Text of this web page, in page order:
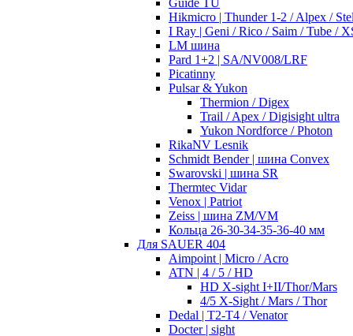
Guide TU
Hikmicro | Thunder 1-2 / Alpex /
I Ray | Geni / Rico / Saim / Tube /
LM шина
Pard 1+2 | SA/NV008/LRF
Picatinny
Pulsar & Yukon
Thermion / Digex
Trail / Apex / Digisight ultra
Yukon Nordforce / Photon
RikaNV Lesnik
Schmidt Bender | шина Convex
Swarovski | шина SR
Thermtec Vidar
Venox | Patriot
Zeiss | шина ZM/VM
Кольца 26-30-34-35-36-40 мм
Для SAUER 404
Aimpoint | Micro / Acro
ATN | 4 / 5 / HD
HD X-sight I+II/Thor/Mars
4/5 X-Sight / Mars / Thor
Dedal | T2-T4 / Venator
Docter | sight